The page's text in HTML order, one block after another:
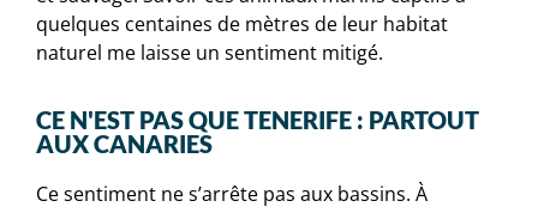
quelques centaines de mètres de leur habitat
naturel me laisse un sentiment mitigé.
CE N'EST PAS QUE TENERIFE : PARTOUT
AUX CANARIES
Ce sentiment ne s’arrête pas aux bassins. À